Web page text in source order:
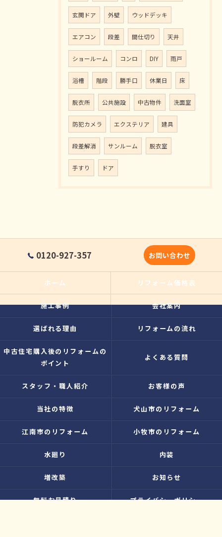
玄関ドア 外壁 ウッドデッキ
エアコン 段差 間仕切り 天井
ショールーム コンロ DIY 雨戸
浴槽 階段 勝手口 休業日 床
脱衣所 公共施設 中古物件 洗面室
防犯カメラ エクステリア 建具
段差解消 サンルーム 脱衣室
手すり ドア
0120-927-357 お問い合わせ
ホーム リフォーム価格表
施工事例 会社案内
選ばれる理由 リフォームの流れ
中古住宅購入後のリフォームの
ポイント
よくある質問
スタッフ・職人紹介 お客様の声
当社の特徴 犬山市のリフォーム
江南市のリフォーム 小牧市のリフォーム
水廻り 内装
増改築 お知らせ
無料お見積り プライバシーポリシー